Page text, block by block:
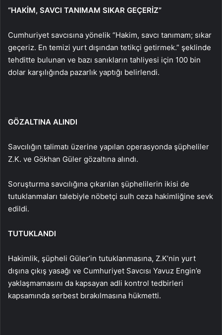
“HAKİM, SAVCI TANIMAM SIKAR GEÇERİZ”
Cumhuriyet savcısına yönelik “Hakim, savcı tanımam; sıkar
geçeriz. En temizi yurt dışından tetikçi getirmek.” şeklinde
tehditte bulunan ve bazı sanıkların tahliyesi için 100 bin
dolar karşılığında pazarlık yaptığı belirlendi.
GÖZALTINA ALINDI
Savcılığın talimatı üzerine yapılan operasyonda şüpheliler
Z.K. ve Gökhan Güler gözaltına alındı.
Soruşturma savcılığına çıkarılan şüphelilerin ikisi de
tutuklanmaları talebiyle nöbetçi sulh ceza hakimliğine sevk
edildi.
TUTUKLANDI
Hakimlik, şüpheli Güler’in tutuklanmasına, Z.K’nin yurt
dışına çıkış yasağı ve Cumhuriyet Savcısı Yavuz Engin’e
yaklaşmamasını da kapsayan adli kontrol tedbirleri
kapsamında serbest bırakılmasına hükmetti.